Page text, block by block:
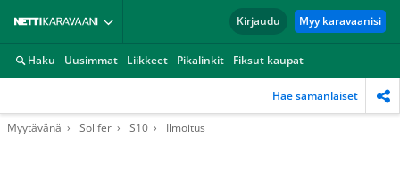
Kirjaudu Myy karavaanisi
Haku Uusimmat Liikkeet Pikalinkit Fiksut kaupat
Hae samanlaiset
Myytävänä Solifer S10 Ilmoitus